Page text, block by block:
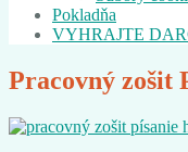
Pokladňa
VYHRAJTE
Pracovný zošit